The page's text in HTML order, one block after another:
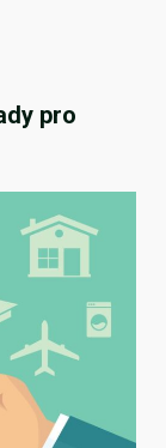
pro